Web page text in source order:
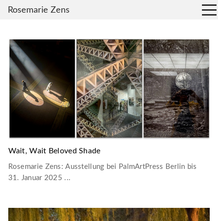
Wait, Wait Beloved Shade
Rosemarie Zens: Ausstellung bei PalmArtPress Berlin bis
31. Januar 2025 ...
Rosemarie Zens